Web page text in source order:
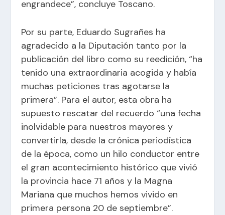
engrandece”, concluye Toscano.
Por su parte, Eduardo Sugrañes ha
agradecido a la Diputación tanto por la
publicación del libro como su reedición, “ha
tenido una extraordinaria acogida y había
muchas peticiones tras agotarse la
primera”. Para el autor, esta obra ha
supuesto rescatar del recuerdo “una fecha
inolvidable para nuestros mayores y
convertirla, desde la crónica periodística
de la época, como un hilo conductor entre
el gran acontecimiento histórico que vivió
la provincia hace 71 años y la Magna
Mariana que muchos hemos vivido en
primera persona 20 de septiembre”.